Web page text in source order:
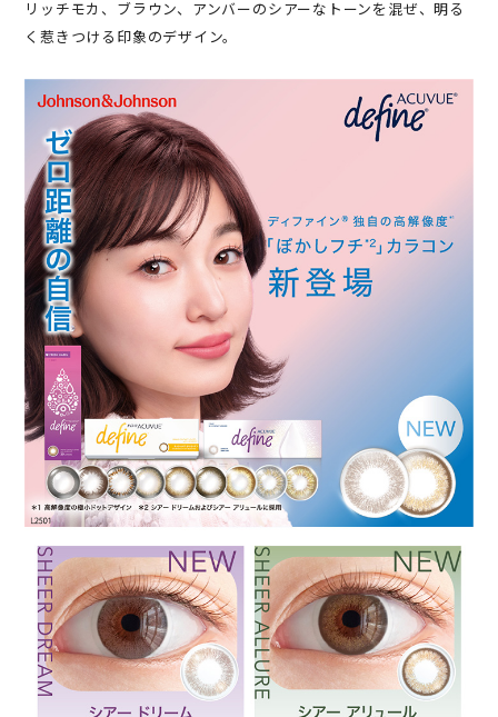
リッチモカ、ブラウン、アンバーのシアーなトーンを混ぜ、明る
く惹きつける印象のデザイン。